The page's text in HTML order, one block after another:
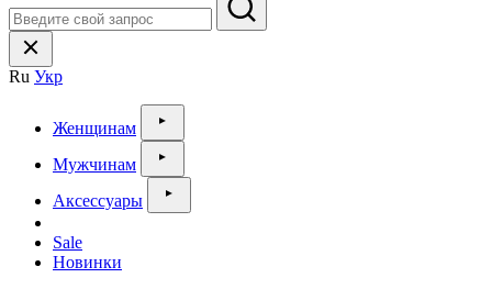
Ru Укр
Женщинам
Мужчинам
Аксессуары
Sale
Новинки